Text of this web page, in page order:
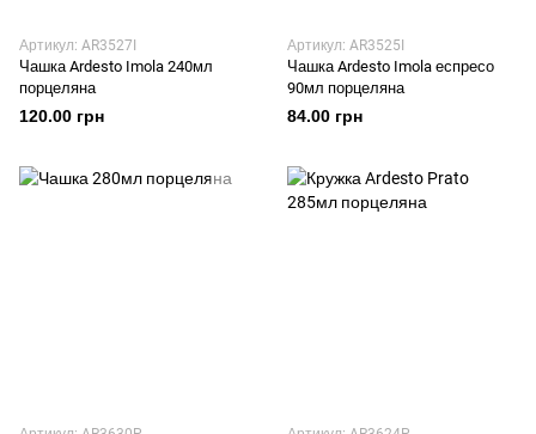
Артикул: AR3527I
Чашка Ardesto Imola 240мл
порцеляна
120.00 грн
Артикул: AR3525I
Чашка Ardesto Imola еспресо
90мл порцеляна
84.00 грн